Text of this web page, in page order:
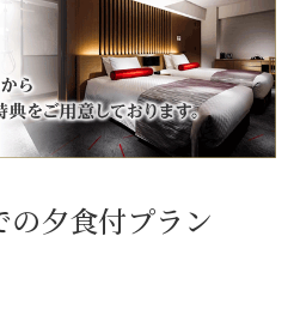
の夕食付プラン